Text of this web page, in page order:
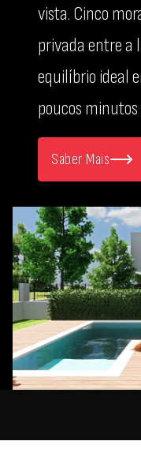
vista. Cinco
privada entre a
equilíbrio ideal
poucos minutos
Saber Mais